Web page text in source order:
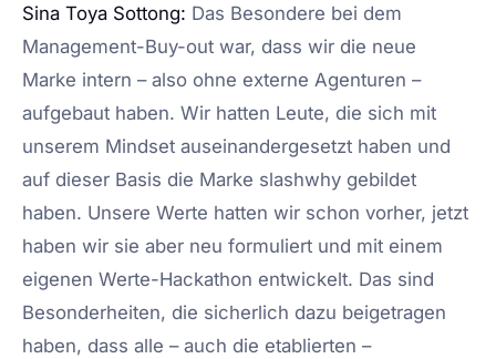
Sina Toya Sottong: Das Besondere bei dem
Management-Buy-out war, dass wir die neue
Marke intern – also ohne externe Agenturen –
aufgebaut haben. Wir hatten Leute, die sich mit
unserem Mindset auseinandergesetzt haben und
auf dieser Basis die Marke slashwhy gebildet
haben. Unsere Werte hatten wir schon vorher, jetzt
haben wir sie aber neu formuliert und mit einem
eigenen Werte-Hackathon entwickelt. Das sind
Besonderheiten, die sicherlich dazu beigetragen
haben, dass alle – auch die etablierten –